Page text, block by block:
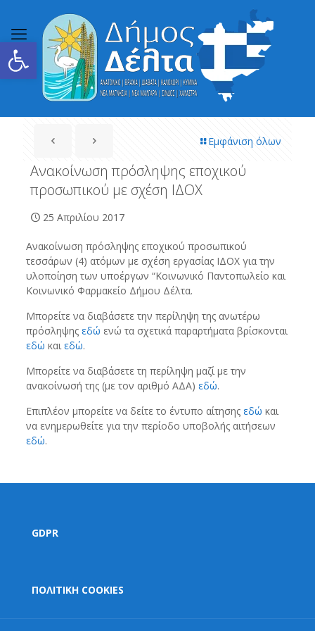
Ανοίξτε τη γραμμή εργαλείων
Εμφάνιση όλων
Ανακοίνωση πρόσληψης εποχικού
προσωπικού με σχέση ΙΔΟΧ
25 Απριλίου 2017
Ανακοίνωση πρόσληψης εποχικού προσωπικού
τεσσάρων (4) ατόμων με σχέση εργασίας ΙΔΟΧ για την
υλοποίηση των υποέργων “Κοινωνικό Παντοπωλείο και
Κοινωνικό Φαρμακείο Δήμου Δέλτα.
Μπορείτε να διαβάσετε την περίληψη της ανωτέρω
πρόσληψης εδώ ενώ τα σχετικά παραρτήματα βρίσκονται
εδώ καιεδώ.
Μπορείτε να διαβάσετε τη περίληψη μαζί με την
ανακοίνωσή της (με τον αριθμό ΑΔΑ) εδώ.
Επιπλέον μπορείτε να δείτε το έντυπο αίτησης εδώ και
να ενημερωθείτε για την περίοδο υποβολής αιτήσεων
εδώ.
GDPR
ΠΟΛΙΤΙΚΗ COOKIES